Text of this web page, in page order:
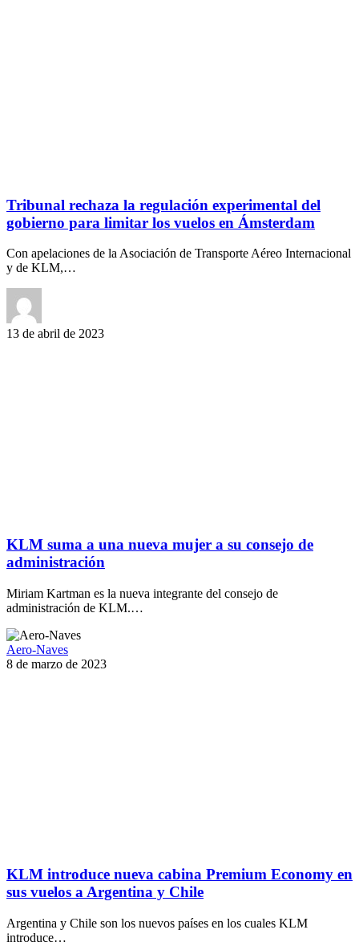
Tribunal rechaza la regulación experimental del
gobierno para limitar los vuelos en Ámsterdam
Con apelaciones de la Asociación de Transporte Aéreo Internacional
y de KLM,…
13 de abril de 2023
KLM suma a una nueva mujer a su consejo de
administración
Miriam Kartman es la nueva integrante del consejo de
administración de KLM.…
Aero-Naves
8 de marzo de 2023
KLM introduce nueva cabina Premium Economy en
sus vuelos a Argentina y Chile
Argentina y Chile son los nuevos países en los cuales KLM
introduce…